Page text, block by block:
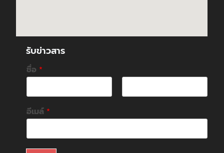
รับข่าวสาร
ชื่อ *
F
i
r
L
อีเมล์ *